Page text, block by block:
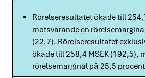
Rörelseresultatet ökade till
motsvarande en
(22,7). Rörelseresultatet
ökade till 258,4 MSEK (192,5),
rörelsemarginal på 25,5